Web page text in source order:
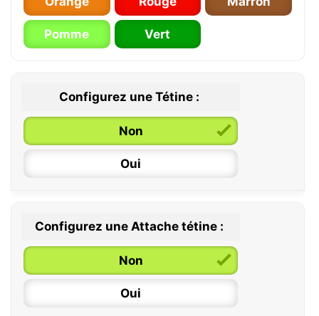
Pomme Vert
Configurez une Tétine :
Non
Oui
0 / 6 mois
6 / 36 mois
Configurez une Attache tétine :
Non
Oui